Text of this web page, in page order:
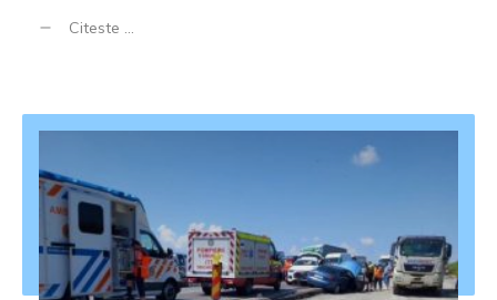
Citeste ...